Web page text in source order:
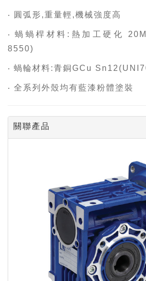
‧ 圓弧形,重量輕,機械強度高
‧ 蝸蝸桿材料:熱加工硬化
8550)
‧ 蝸輪材料:青銅GCu
‧ 全系列外殼均有藍漆粉體塗裝
關聯產品